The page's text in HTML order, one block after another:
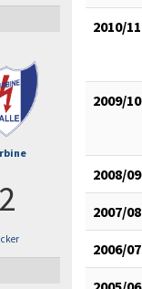
2
2010/11
2009/10
2008/09
2007/08
2006/07